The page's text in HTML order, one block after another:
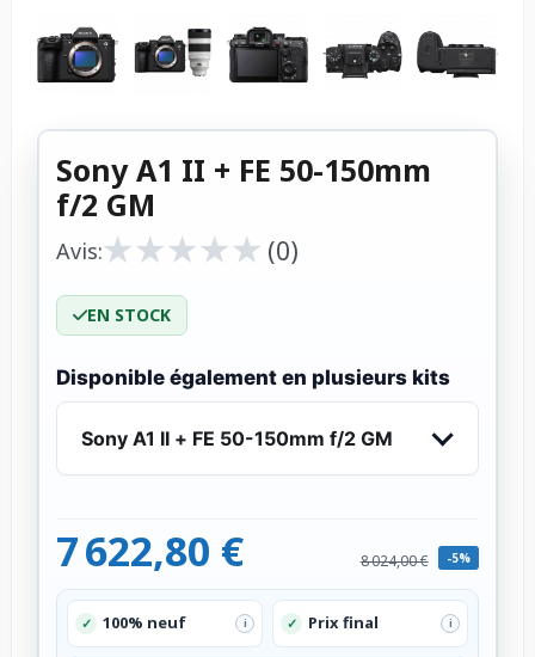
Sony A1 II + FE 50-150mm
f/2 GM
Avis:★
★★
★★
★★
★★
★ (0)
EN STOCK
Disponible également en plusieurs kits
Sony A1 II + FE 50-150mm f/2 GM
7 622,80 € 8 024,00 € -5%
✓ 100% neuf i ✓ Prix final i